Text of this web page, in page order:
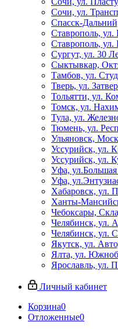
Сочи, ул.
Спасск-
Ставрополь, ул.
Ставрополь, ул.
Сургут, ул. 30
Сыктывкар,
Тамбов, ул.
Тверь, ул.
Тольятти, ул.
Томск, ул.
Тула, ул.
Тюмень, ул.
Ульяновск,
Уссурийск, ул.
Уссурийск, ул.
Уфа, ул.Большая
Уфа,
Хабаровск, ул.
Ханты-
Чебоксары,
Челябинск, ул.
Челябинск, ул.
Якутск, ул.
Ялта, ул.
Ярославль, ул.
Личный кабинет
Корзина0
Отложенные0